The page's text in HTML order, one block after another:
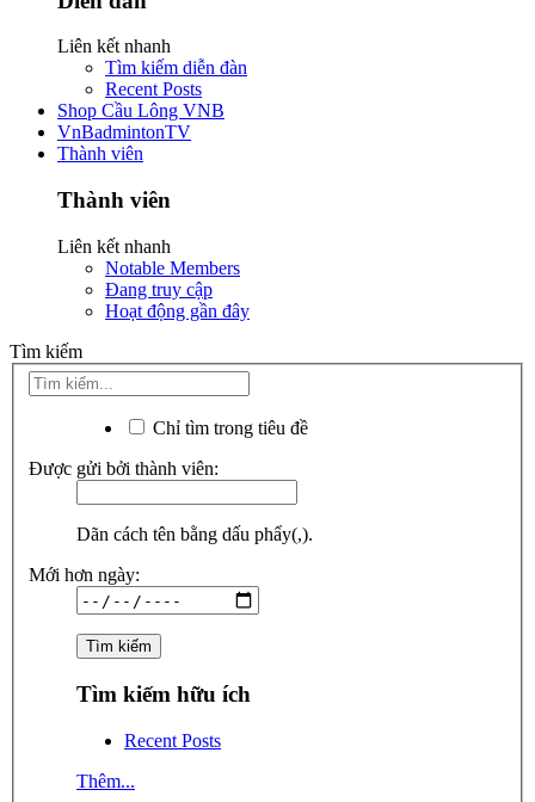
Liên kết nhanh
Tìm kiếm diễn đàn
Recent Posts
Shop Cầu Lông VNB
VnBadmintonTV
Thành viên
Thành viên
Liên kết nhanh
Notable Members
Đang truy cập
Hoạt động gần đây
Tìm kiếm
Chỉ tìm trong tiêu đề
Được gửi bởi thành viên:
Dãn cách tên bằng dấu phẩy(,).
Mới hơn ngày:
Tìm kiếm hữu ích
Recent Posts
Thêm...